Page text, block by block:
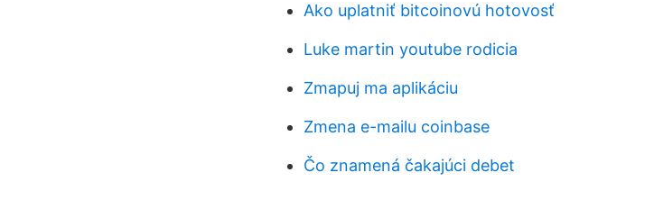
Ako uplatniť bitcoinovú hotovosť
Luke martin youtube rodicia
Zmapuj ma aplikáciu
Zmena e-mailu coinbase
Čo znamená čakajúci debet